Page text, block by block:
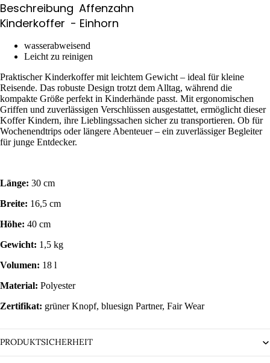
Beschreibung Affenzahn
Kinderkoffer - Einhorn
wasserabweisend
Leicht zu reinigen
Praktischer Kinderkoffer mit leichtem Gewicht – ideal für kleine
Reisende. Das robuste Design trotzt dem Alltag, während die
kompakte Größe perfekt in Kinderhände passt. Mit ergonomischen
Griffen und zuverlässigen Verschlüssen ausgestattet, ermöglicht dieser
Koffer Kindern, ihre Lieblingssachen sicher zu transportieren. Ob für
Wochenendtrips oder längere Abenteuer – ein zuverlässiger Begleiter
für junge Entdecker.
Länge: 30 cm
Breite: 16,5 cm
Höhe: 40 cm
Gewicht: 1,5 kg
Volumen: 18 l
Material: Polyester
Zertifikat: grüner Knopf, bluesign Partner, Fair Wear
PRODUKTSICHERHEIT